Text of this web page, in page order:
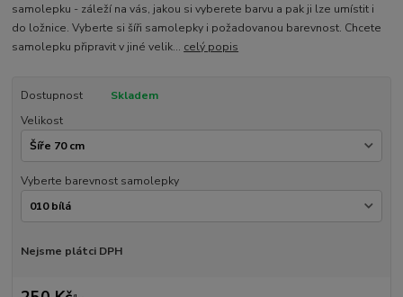
samolepku - záleží na vás, jakou si vyberete barvu a pak ji lze umístit i
do ložnice. Vyberte si šíři samolepky i požadovanou barevnost. Chcete
samolepku připravit v jiné velik... celý popis
Dostupnost
Skladem
Velikost
Vyberte barevnost samolepky
Nejsme plátci DPH